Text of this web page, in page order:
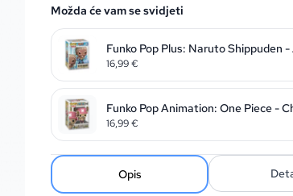
Možda će vam se svidjeti
Funko Pop Plus: Naruto Shippuden
16,99€
Funko Pop Animation: One Piece -
16,99€
Opis